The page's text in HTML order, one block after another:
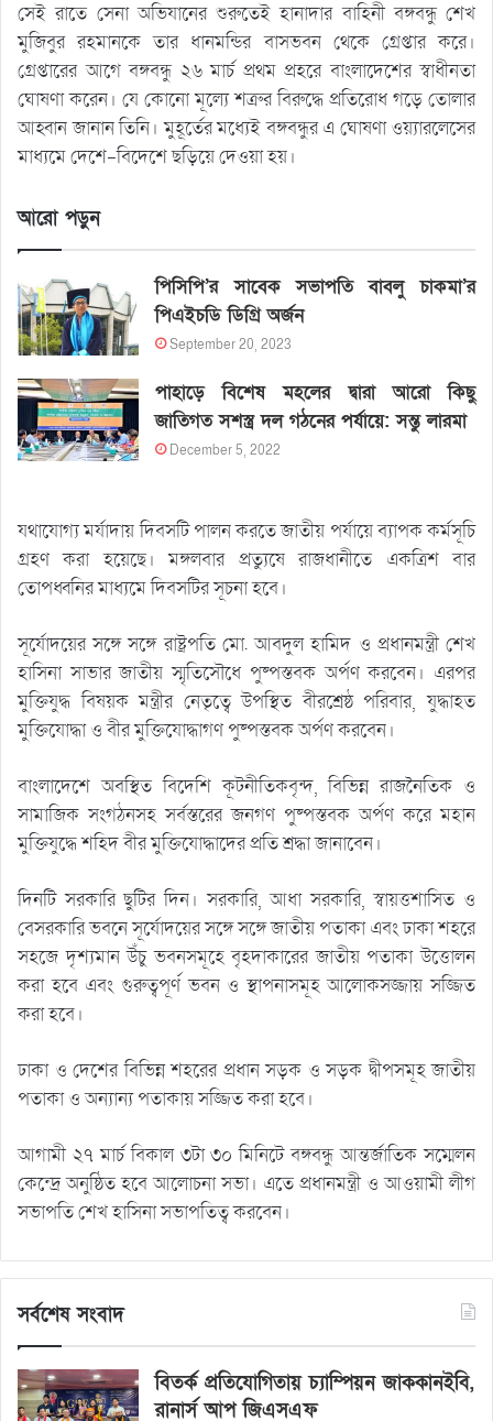
সেই রাতে সেনা অভিযানের শুরুতেই হানাদার বাহিনী বঙ্গবন্ধু শেখ
মুজিবুর রহমানকে তার ধানমন্ডির বাসভবন থেকে গ্রেপ্তার করে।
গ্রেপ্তারের আগে বঙ্গবন্ধু ২৬ মার্চ প্রথম প্রহরে বাংলাদেশের স্বাধীনতা
ঘোষণা করেন। যে কোনো মূল্যে শত্রুর বিরুদ্ধে প্রতিরোধ গড়ে তোলার
আহ্বান জানান তিনি। মুহূর্তের মধ্যেই বঙ্গবন্ধুর এ ঘোষণা ওয়্যারলেসের
মাধ্যমে দেশে-বিদেশে ছড়িয়ে দেওয়া হয়।
আরো পড়ুন
পিসিপি’র সাবেক সভাপতি বাবলু চাকমা’র
পিএইচডি ডিগ্রি অর্জন
September 20, 2023
পাহাড়ে বিশেষ মহলের দ্বারা আরো কিছু
জাতিগত সশস্ত্র দল গঠনের পর্যায়ে: সন্তু লারমা
December 5, 2022
যথাযোগ্য মর্যাদায় দিবসটি পালন করতে জাতীয় পর্যায়ে ব্যাপক কর্মসূচি
গ্রহণ করা হয়েছে। মঙ্গলবার প্রত্যুষে রাজধানীতে একত্রিশ বার
তোপধ্বনির মাধ্যমে দিবসটির সূচনা হবে।
সূর্যোদয়ের সঙ্গে সঙ্গে রাষ্ট্রপতি মো. আবদুল হামিদ ও প্রধানমন্ত্রী শেখ
হাসিনা সাভার জাতীয় স্মৃতিসৌধে পুষ্পস্তবক অর্পণ করবেন। এরপর
মুক্তিযুদ্ধ বিষয়ক মন্ত্রীর নেতৃত্বে উপস্থিত বীরশ্রেষ্ঠ পরিবার, যুদ্ধাহত
মুক্তিযোদ্ধা ও বীর মুক্তিযোদ্ধাগণ পুষ্পস্তবক অর্পণ করবেন।
বাংলাদেশে অবস্থিত বিদেশি কূটনীতিকবৃন্দ, বিভিন্ন রাজনৈতিক ও
সামাজিক সংগঠনসহ সর্বস্তরের জনগণ পুষ্পস্তবক অর্পণ করে মহান
মুক্তিযুদ্ধে শহিদ বীর মুক্তিযোদ্ধাদের প্রতি শ্রদ্ধা জানাবেন।
দিনটি সরকারি ছুটির দিন। সরকারি, আধা সরকারি, স্বায়ত্তশাসিত ও
বেসরকারি ভবনে সূর্যোদয়ের সঙ্গে সঙ্গে জাতীয় পতাকা এবং ঢাকা শহরে
সহজে দৃশ্যমান উঁচু ভবনসমূহে বৃহদাকারের জাতীয় পতাকা উত্তোলন
করা হবে এবং গুরুত্বপূর্ণ ভবন ও স্থাপনাসমূহ আলোকসজ্জায় সজ্জিত
করা হবে।
ঢাকা ও দেশের বিভিন্ন শহরের প্রধান সড়ক ও সড়ক দ্বীপসমূহ জাতীয়
পতাকা ও অন্যান্য পতাকায় সজ্জিত করা হবে।
আগামী ২৭ মার্চ বিকাল ৩টা ৩০ মিনিটে বঙ্গবন্ধু আন্তর্জাতিক সম্মেলন
কেন্দ্রে অনুষ্ঠিত হবে আলোচনা সভা। এতে প্রধানমন্ত্রী ও আওয়ামী লীগ
সভাপতি শেখ হাসিনা সভাপতিত্ব করবেন।
সর্বশেষ সংবাদ
বিতর্ক প্রতিযোগিতায় চ্যাম্পিয়ন জাককানইবি,
রানার্স আপ জিএসএফ